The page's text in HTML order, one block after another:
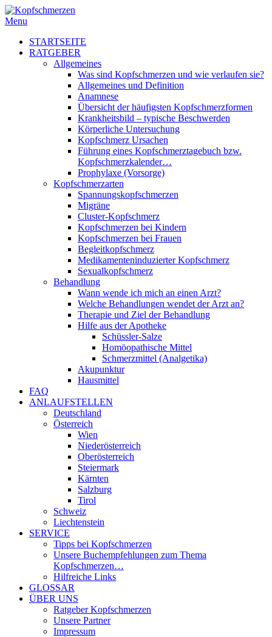
Menu
STARTSEITE
RATGEBER
Allgemeines
Was sind Kopfschmerzen und wie verlaufen sie?
Allgemeines und Definition
Anamnese
Übersicht der häufigsten Kopfschmerzformen
Krankheitsbild – typische Beschwerden
Körperliche Untersuchung
Kopfschmerz Ursachen
Führung eines Kopfschmerztagebuch bzw.
Kopfschmerzkalender…
Prophylaxe (Vorsorge)
Kopfschmerzarten
Spannungskopfschmerzen
Migräne
Cluster-Kopfschmerz
Kopfschmerzen bei Kindern
Kopfschmerzen bei Frauen
Begleitkopfschmerz
Medikamenteninduzierter Kopfschmerz
Sexualkopfschmerz
Behandlung
Wann wende ich mich an einen Arzt?
Welche Behandlungen wendet der Arzt an?
Therapie und Ziel der Behandlung
Hilfe aus der Apotheke
Schüssler-Salze
Homöopathische Mittel
Schmerzmittel (Analgetika)
Akupunktur
Hausmittel
FAQ
ANLAUFSTELLEN
Deutschland
Österreich
Wien
Niederösterreich
Oberösterreich
Steiermark
Kärnten
Salzburg
Tirol
Schweiz
Liechtenstein
SERVICE
Tipps bei Kopfschmerzen
Unsere Buchempfehlungen zum Thema
Kopfschmerzen…
Hilfreiche Links
GLOSSAR
ÜBER UNS
Ratgeber Kopfschmerzen
Unsere Partner
Impressum